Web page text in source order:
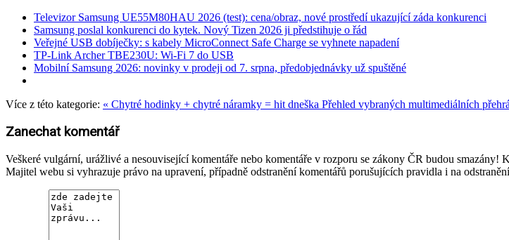
Televizor Samsung UE55M80HAU 2026 (test): cena/obraz, nové prostředí ukazující záda konkurenci
Samsung poslal konkurenci do kytek. Nový Tizen 2026 ji předstihuje o řád
Veřejné USB dobíječky: s kabely MicroConnect Safe Charge se vyhnete napadení
TP-Link Archer TBE230U: Wi-Fi 7 do USB
Mobilní Samsung 2026: novinky v prodeji od 7. srpna, předobjednávky už spuštěné
Více z této kategorie: « Chytré hodinky + chytré náramky = hit dneška Přehled vybraných multimediálních
Zanechat komentář
Veškeré vulgární, urážlivé a nesouvisející komentáře nebo komentáře v rozporu se zákony ČR budou
Majitel webu si vyhrazuje právo na upravení, případně odstranění komentářů porušujících pravidla i na